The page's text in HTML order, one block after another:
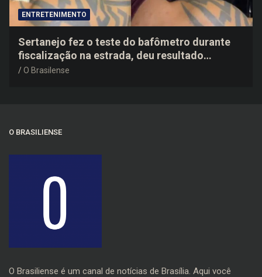
ENTRETENIMENTO
Sertanejo fez o teste do bafômetro durante
fiscalização na estrada, deu resultado
negativo e elogiou o trabalho dos agentes de
O Brasilense
O BRASILIENSE
O Brasiliense é um canal de notícias de Brasília. Aqui você